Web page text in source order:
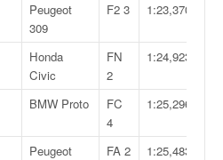
Peugeot
309
F2 3 1:23,370
Honda
Civic
FN
2
1:24,923
BMW Proto
FC
4
1:25,296
Peugeot
FA 2 1:25,483